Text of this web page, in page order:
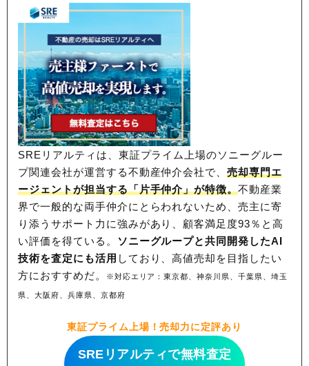
SREリアルティは、東証プライム上場のソニーグルー
プ関連会社が運営する不動産仲介会社で、売却専門エ
ージェントが担当する「片手仲介」が特徴。不動産業
界で一般的な両手仲介にとらわれないため、売主に寄
り添うサポート力に強みがあり、顧客満足度93％と高
い評価を得ている。 ソニーグループと共同開発したAI
技術を査定にも活用 しており、高値売却を目指したい
方におすすめだ。
※対応エリア：東京都、神奈川県、千葉県、埼玉
県、大阪府、兵庫県、京都府
東証プライム上場！売却力に定評あり
SREリアルティで無料査定